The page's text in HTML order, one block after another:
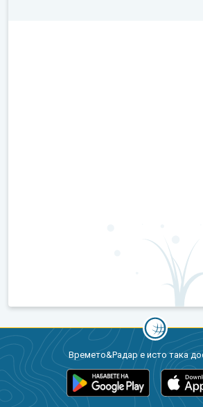
Времето&Радар е исто така